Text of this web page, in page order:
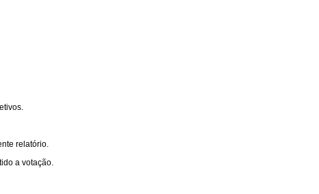
relatório.
a votação.